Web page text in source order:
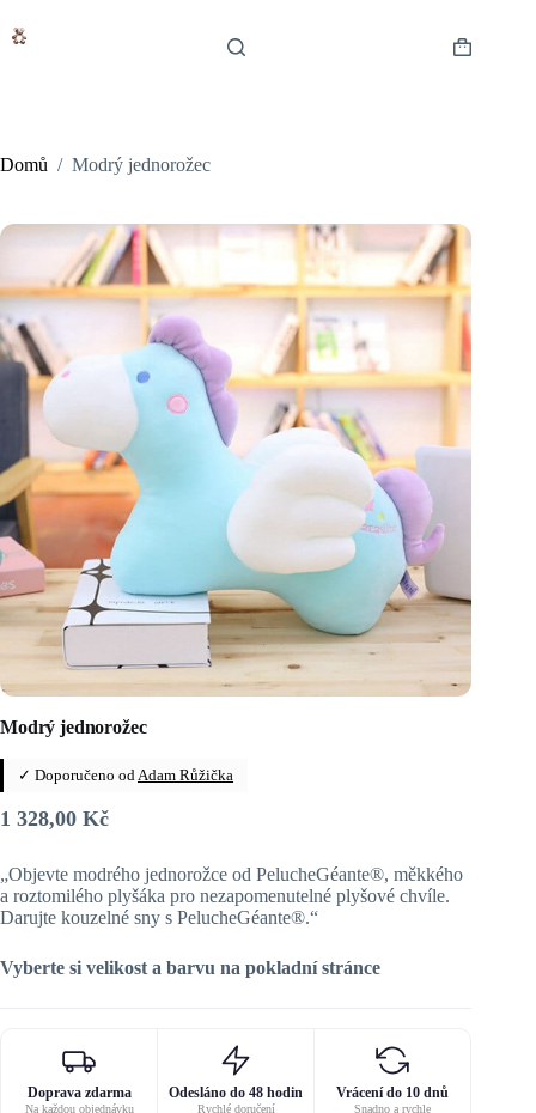
Shopping
Domů / Modrý jednorožec
Modrý jednorožec
✓ Doporučeno od Adam Růžička
1 328,00 Kč
„Objevte modrého jednorožce od PelucheGéante®, měkkého
a roztomilého plyšáka pro nezapomenutelné plyšové chvíle.
Darujte kouzelné sny s PelucheGéante®.“
Vyberte si velikost a barvu na pokladní stránce
Doprava zdarma
Na každou objednávku
Odesláno do 48 hodin
Rychlé doručení
Vrácení do 10 dnů
Snadno a rychle